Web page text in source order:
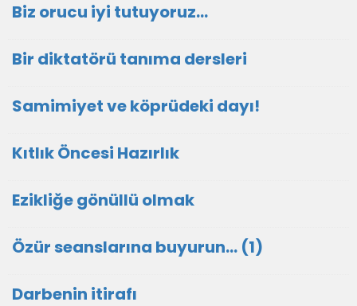
Biz orucu iyi tutuyoruz…
Bir diktatörü tanıma dersleri
Samimiyet ve köprüdeki dayı!
Kıtlık Öncesi Hazırlık
Ezikliğe gönüllü olmak
Özür seanslarına buyurun… (1)
Darbenin itirafı